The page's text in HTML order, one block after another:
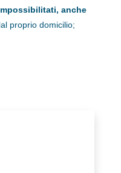
anche
proprio domicilio;